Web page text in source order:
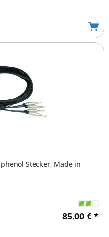
Stecker, Made in
85,00 € *